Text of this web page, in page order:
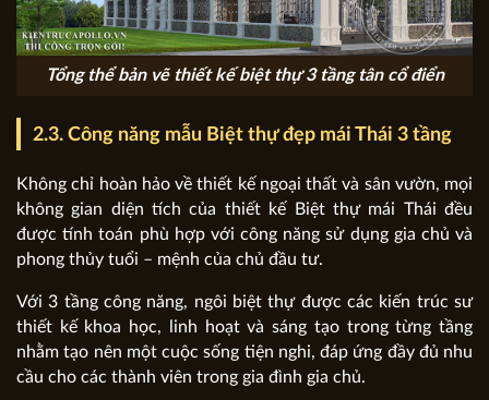
Tổng thể bản vẽ thiết kế biệt thự 3 tầng tân cổ điển
2.3. Công năng mẫu Biệt thự đẹp mái Thái 3 tầng
Không chỉ hoàn hảo về thiết kế ngoại thất và sân vườn, mọi
không gian diện tích của thiết kế Biệt thự mái Thái đều
được tính toán phù hợp với công năng sử dụng gia chủ và
phong thủy tuổi – mệnh của chủ đầu tư.
Với 3 tầng công năng, ngôi biệt thự được các kiến trúc sư
thiết kế khoa học, linh hoạt và sáng tạo trong từng tầng
nhằm tạo nên một cuộc sống tiện nghi, đáp ứng đầy đủ nhu
cầu cho các thành viên trong gia đình gia chủ.